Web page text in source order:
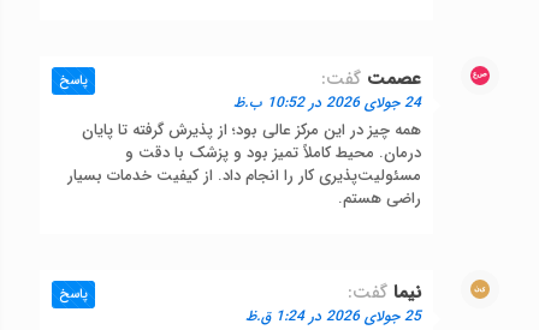
عصمت گفت:
24 جولای 2026 در 10:52 ب.ظ
همه چیز در این مرکز عالی بود؛ از پذیرش گرفته تا پایان
درمان. محیط کاملاً تمیز بود و پزشک با دقت و
مسئولیت‌پذیری کار را انجام داد. از کیفیت خدمات بسیار
راضی هستم.
پاسخ
نیما گفت:
25 جولای 2026 در 1:24 ق.ظ
پاسخ